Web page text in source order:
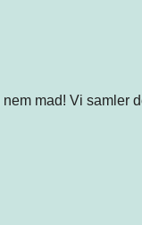
mad! Vi